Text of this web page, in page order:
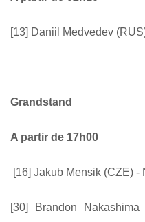
[13] Daniil Medvedev
Grandstand
A partir de 17h00
[16] Jakub Mensik (CZE) -
[30] Brandon